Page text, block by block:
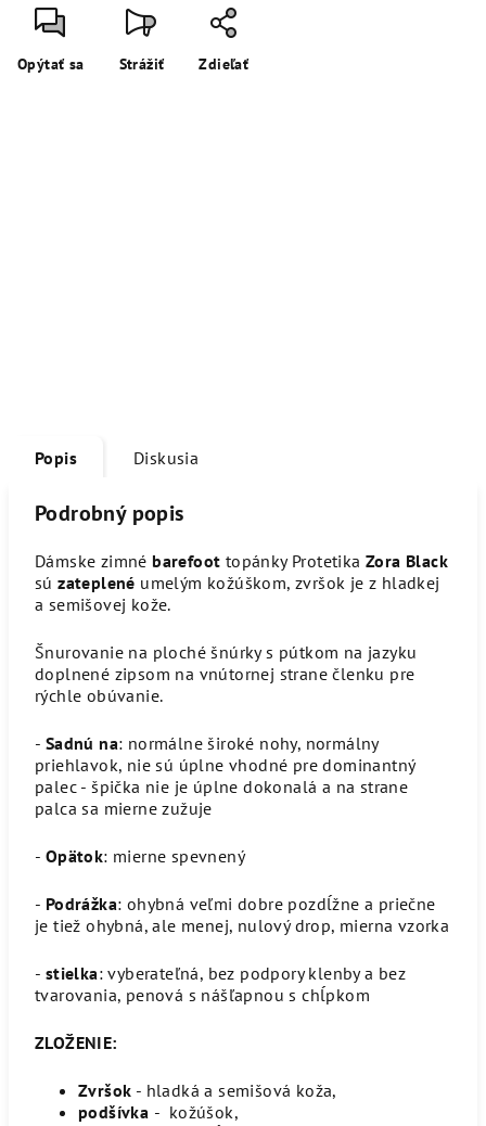
Opýtať sa Strážiť Zdieľať
Popis Diskusia
Podrobný popis
Dámske zimné barefoot topánky Protetika Zora Black
súzateplené umelým kožúškom, zvršok je z hladkej
a semišovej kože.
Šnurovanie na ploché šnúrky s pútkom na jazyku
doplnené zipsom na vnútornej strane členku pre
rýchle obúvanie.
- Sadnú na: normálne široké nohy, normálny
priehlavok, nie sú úplne vhodné pre dominantný
palec - špička nie je úplne dokonalá a na strane
palca sa mierne zužuje
- Opätok: mierne spevnený
- Podrážka: ohybná veľmi dobre pozdĺžne a priečne
je tiež ohybná, ale menej, nulový drop, mierna vzorka
- stielka: vyberateľná, bez podpory klenby a bez
tvarovania, penová s nášľapnou s chĺpkom
ZLOŽENIE:
Zvršok - hladká a semišová koža,
podšívka - kožúšok,